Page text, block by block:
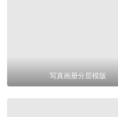
写真画册分层模版